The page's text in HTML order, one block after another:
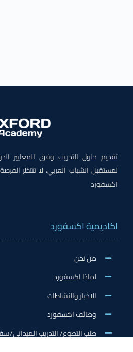
تقديم حلول التدريب وفق المعايير
لمستقبل الشباب العربي، لا تنتظر
اكسفورد
اكاديمية اكسفورد
من نحن
لماذا اكسفورد
الاخبار والنشاطات
وظائف اكسفورد
طلب التطوع/ التدريب الميداني/